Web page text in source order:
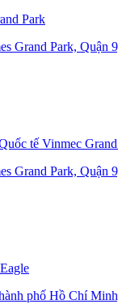
Park
Grand Park, Quận
tế Vinmec
Grand Park, Quận
phố Hồ Chí